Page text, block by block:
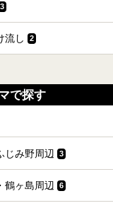
3
流し 2
で探す
じみ野周辺 3
鶴ヶ島周辺 6